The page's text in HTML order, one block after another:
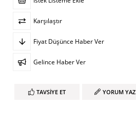
Karşılaştır
Fiyat Düşünce Haber Ver
Gelince Haber Ver
TAVSIYE ET YORUM YAZ